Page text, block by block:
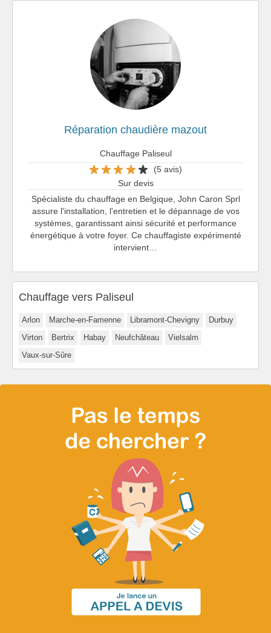
Réparation chaudière mazout
Chauffage Paliseul
(5 avis)
Sur devis
Spécialiste du chauffage en Belgique, John Caron Sprl
assure l'installation, l'entretien et le dépannage de vos
systèmes, garantissant ainsi sécurité et performance
énergétique à votre foyer. Ce chauffagiste expérimenté
intervient…
Chauffage vers Paliseul
Arlon Marche-en-Famenne Libramont-Chevigny
Durbuy
Virton
Bertrix Habay Neufchâteau
Vielsalm
Vaux-sur-Sûre